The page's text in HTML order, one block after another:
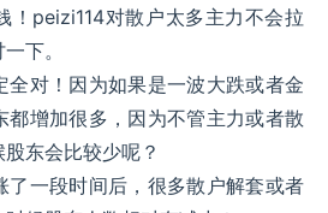
！peizi114对散户太多主力不会拉
下。
全对！因为如果是一波大跌或者金
都增加很多，因为不管主力或者散
东会比较少呢？
了一段时间后，很多散户解套或者